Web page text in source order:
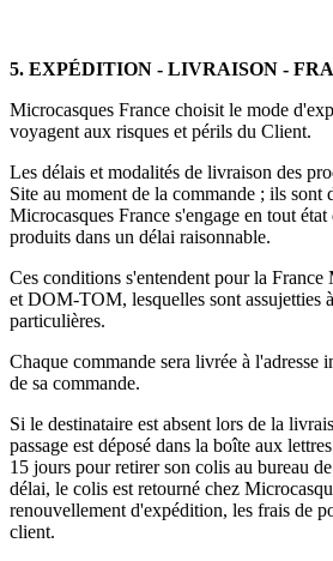
5. EXPÉDITION - LIVRAISON -
Microcasques France choisit le mode
voyagent aux risques et périls du Client.
Les délais et modalités de livraison des
Site au moment de la commande ; ils sont
Microcasques France s'engage en tout
produits dans un délai raisonnable.
Ces conditions s'entendent pour la
et DOM-TOM, lesquelles sont assujetties
particulières.
Chaque commande sera livrée à l'adresse
de sa commande.
Si le destinataire est absent lors de la
passage est déposé dans la boîte aux
15 jours pour retirer son colis au bureau
délai, le colis est retourné chez
renouvellement d'expédition, les frais de
client.